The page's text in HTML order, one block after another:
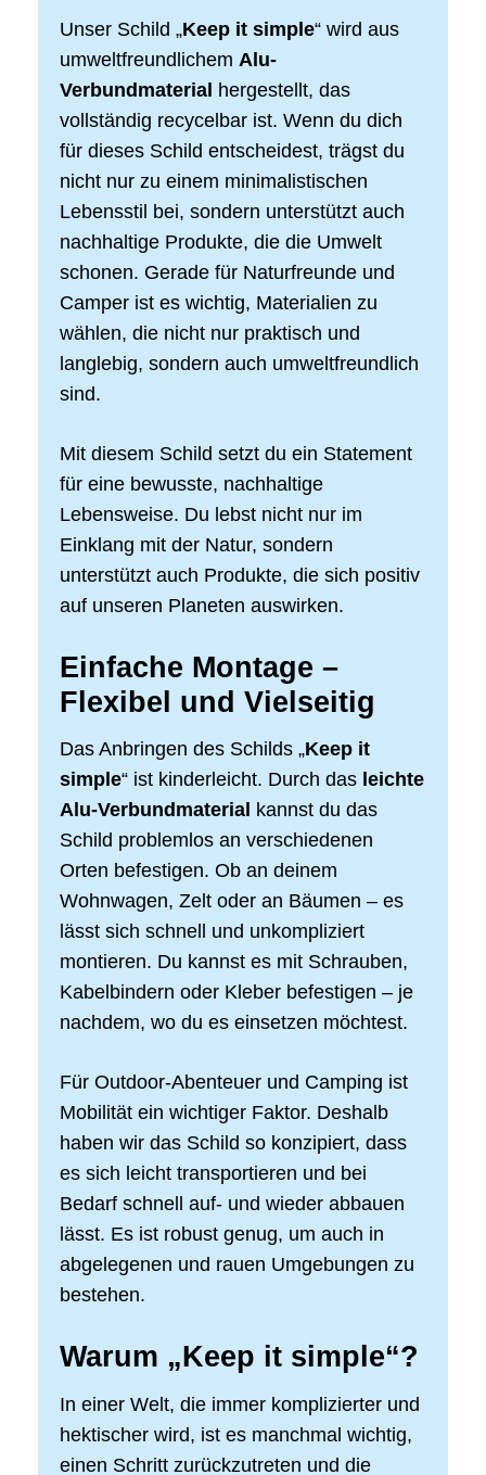
Unser Schild „Keep it simple“ wird aus
umweltfreundlichem Alu-
Verbundmaterial hergestellt, das
vollständig recycelbar ist. Wenn du dich
für dieses Schild entscheidest, trägst du
nicht nur zu einem minimalistischen
Lebensstil bei, sondern unterstützt auch
nachhaltige Produkte, die die Umwelt
schonen. Gerade für Naturfreunde und
Camper ist es wichtig, Materialien zu
wählen, die nicht nur praktisch und
langlebig, sondern auch umweltfreundlich
sind.
Mit diesem Schild setzt du ein Statement
für eine bewusste, nachhaltige
Lebensweise. Du lebst nicht nur im
Einklang mit der Natur, sondern
unterstützt auch Produkte, die sich positiv
auf unseren Planeten auswirken.
Einfache Montage –
Flexibel und Vielseitig
Das Anbringen des Schilds „Keep it
simple“ ist kinderleicht. Durch das leichte
Alu-Verbundmaterial kannst du das
Schild problemlos an verschiedenen
Orten befestigen. Ob an deinem
Wohnwagen, Zelt oder an Bäumen – es
lässt sich schnell und unkompliziert
montieren. Du kannst es mit Schrauben,
Kabelbindern oder Kleber befestigen – je
nachdem, wo du es einsetzen möchtest.
Für Outdoor-Abenteuer und Camping ist
Mobilität ein wichtiger Faktor. Deshalb
haben wir das Schild so konzipiert, dass
es sich leicht transportieren und bei
Bedarf schnell auf- und wieder abbauen
lässt. Es ist robust genug, um auch in
abgelegenen und rauen Umgebungen zu
bestehen.
Warum „Keep it simple“?
In einer Welt, die immer komplizierter und
hektischer wird, ist es manchmal wichtig,
einen Schritt zurückzutreten und die